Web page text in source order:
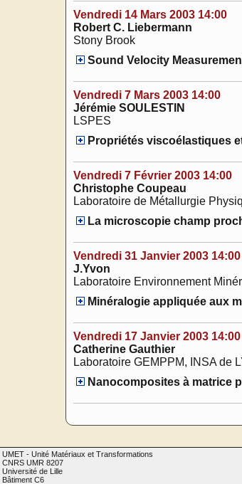
Vendredi 14 Mars 2003 14:00
Robert C. Liebermann
Stony Brook
Sound Velocity
Vendredi 7 Mars 2003 14:00
Jérémie SOULESTIN
LSPES
Propriétés viscoélastiques
Vendredi 7 Février 2003 14:00
Christophe Coupeau
Laboratoire de Métallurgie
La microscopie champ
Vendredi 31 Janvier 2003 14:00
J.Yvon
Laboratoire Environnement
Minéralogie appliquée aux
Vendredi 17 Janvier 2003 14:00
Catherine Gauthier
Laboratoire GEMPPM, INSA de
Nanocomposites à matrice
UMET - Unité Matériaux et Transformations
CNRS UMR 8207
Université de Lille
Bâtiment C6